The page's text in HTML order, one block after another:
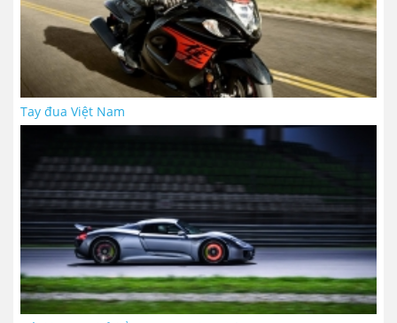
Tay đua Việt Nam